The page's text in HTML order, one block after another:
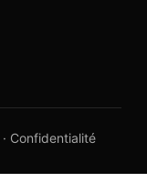
· Confidentialité